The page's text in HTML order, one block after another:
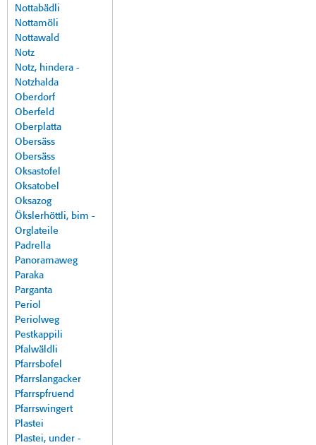
Nottabädli
Nottamöli
Nottawald
Notz
Notz, hindera -
Notzhalda
Oberdorf
Oberfeld
Oberplatta
Obersäss
Obersäss
Oksastofel
Oksatobel
Oksazog
Ökslerhöttli, bim -
Orglateile
Padrella
Panoramaweg
Paraka
Parganta
Periol
Periolweg
Pestkappili
Pfalwäldli
Pfarrsbofel
Pfarrslangacker
Pfarrspfruend
Pfarrswingert
Plastei
Plastei, under -